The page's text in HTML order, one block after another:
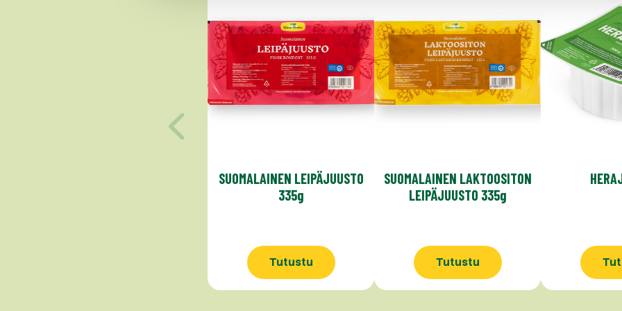
SUOMALAINEN LEIPÄJUUSTO
335g
Tutustu
SUOMALAINEN LAKTOOSITON
LEIPÄJUUSTO 335g
Tutustu